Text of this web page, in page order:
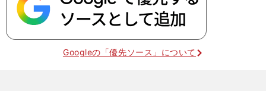
Googleの「優先ソース」について